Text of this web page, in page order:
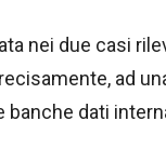
nei due casi
ad
banche dati